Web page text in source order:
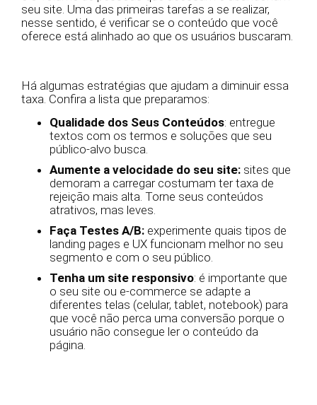
seu site. Uma das primeiras tarefas a se realizar,
nesse sentido, é verificar se o conteúdo que você
oferece está alinhado ao que os usuários buscaram.
Há algumas estratégias que ajudam a diminuir essa
taxa. Confira a lista que preparamos:
Qualidade dos Seus Conteúdos: entregue
textos com os termos e soluções que seu
público-alvo busca.
Aumente a velocidade do seu site: sites que
demoram a carregar costumam ter taxa de
rejeição mais alta. Torne seus conteúdos
atrativos, mas leves.
Faça Testes A/B: experimente quais tipos de
landing pages e UX funcionam melhor no seu
segmento e com o seu público.
Tenha um site responsivo: é importante que
o seu site ou e-commerce se adapte a
diferentes telas (celular, tablet, notebook) para
que você não perca uma conversão porque o
usuário não consegue ler o conteúdo da
página.